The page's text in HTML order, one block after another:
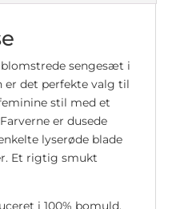
sengesæt i
er det perfekte valg til
stil med et
er dusede
lyserøde blade
Et rigtig smukt
i 100% bomuld.